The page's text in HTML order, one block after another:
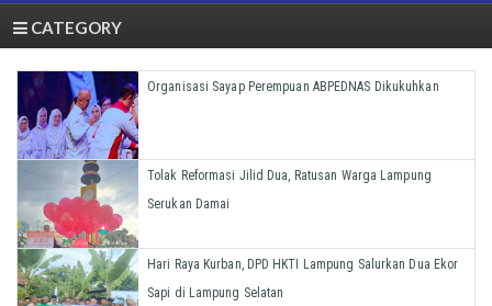
CATEGORY
Organisasi Sayap Perempuan ABPEDNAS Dikukuhkan
Tolak Reformasi Jilid Dua, Ratusan Warga Lampung
Serukan Damai
Hari Raya Kurban, DPD HKTI Lampung Salurkan Dua Ekor
Sapi di Lampung Selatan